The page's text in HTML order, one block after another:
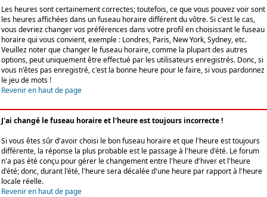
Les heures sont certainement correctes; toutefois, ce que vous pouvez voir sont
les heures affichées dans un fuseau horaire différent du vôtre. Si c'est le cas,
vous devriez changer vos préférences dans votre profil en choisissant le fuseau
horaire qui vous convient, exemple : Londres, Paris, New York, Sydney, etc.
Veuillez noter que changer le fuseau horaire, comme la plupart des autres
options, peut uniquement être effectué par les utilisateurs enregistrés. Donc, si
vous n'êtes pas enregistré, c'est la bonne heure pour le faire, si vous pardonnez
le jeu de mots !
Revenir en haut de page
J'ai changé le fuseau horaire et l'heure est toujours incorrecte !
Si vous êtes sûr d'avoir choisi le bon fuseau horaire et que l'heure est toujours
différente, la réponse la plus probable est le passage à l'heure d'été. Le forum
n'a pas été conçu pour gérer le changement entre l'heure d'hiver et l'heure
d'été; donc, durant l'été, l'heure sera décalée d'une heure par rapport à l'heure
locale réelle.
Revenir en haut de page